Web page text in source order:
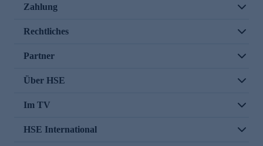
Zahlung
Rechtliches
Partner
Über HSE
Im TV
HSE International